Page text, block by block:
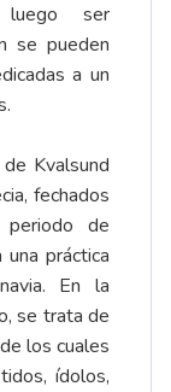
luego ser
se pueden
a un
Kvalsund
fechados
de
práctica
En la
se trata de
los cuales
ídolos,